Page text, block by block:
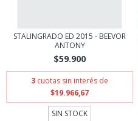
STALINGRADO ED 2015 - BEEVOR
ANTONY
$59.900
3 cuotas sin interés de
$19.966,67
SIN STOCK